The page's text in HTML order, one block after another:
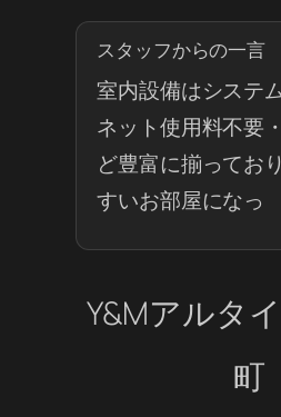
スタッフからの一言
室内設備はシステ
ネット使用料不要
ど豊富に揃ってお
すいお部屋になっ
Y&Mアルタ
町